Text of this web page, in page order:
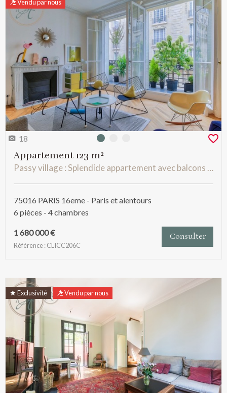
Vendu par nous
18 Photo 0
Appartement 123 m²
Passy village : Splendide appartement avec balcons et un studio refait à neuf par architecte.
75016 PARIS 16eme - Paris et alentours
6 pièces - 4 chambres
1 680 000 €
Référence : CLICC206C
Consulter
Exclusivité Vendu par nous